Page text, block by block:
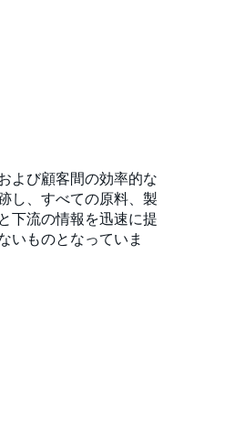
よび顧客間の効率的な
し、すべての原料、製
下流の情報を迅速に提
いものとなっていま